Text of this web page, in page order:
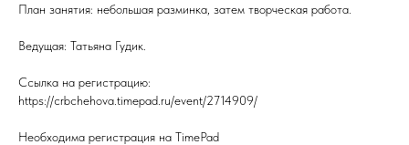
План занятия: небольшая разминка, затем творческая работа.
Ведущая: Татьяна Гудик.
Ссылка на регистрацию:
https://crbchehova.timepad.ru/event/2714909/
Необходима регистрация на TimePad